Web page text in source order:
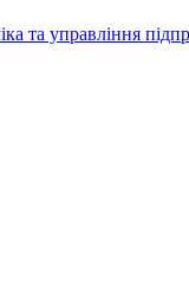
та управління